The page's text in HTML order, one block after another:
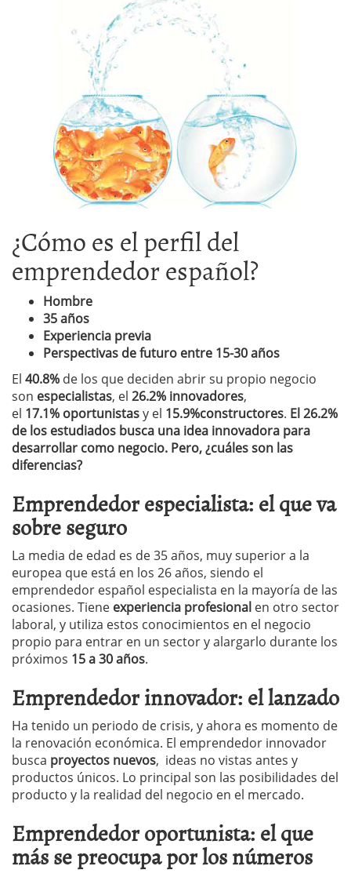
¿Cómo es el perfil del
emprendedor español?
Hombre
35 años
Experiencia previa
Perspectivas de futuro entre 15-30 años
El 40.8% de los que deciden abrir su propio negocio
son especialistas, el 26.2% innovadores,
el 17.1% oportunistasy el 15.9%constructores. El 26.2%
de los estudiados busca una idea innovadora para
desarrollar como negocio. Pero, ¿cuáles son las
diferencias?
Emprendedor especialista: el que va
sobre seguro
La media de edad es de 35 años, muy superior a la
europea que está en los 26 años, siendo el
emprendedor español especialista en la mayoría de las
ocasiones. Tiene experiencia profesional en otro sector
laboral, y utiliza estos conocimientos en el negocio
propio para entrar en un sector y alargarlo durante los
próximos 15 a 30 años.
Emprendedor innovador: el lanzado
Ha tenido un periodo de crisis, y ahora es momento de
la renovación económica. El emprendedor innovador
busca proyectos nuevos, ideas no vistas antes y
productos únicos. Lo principal son las posibilidades del
producto y la realidad del negocio en el mercado.
Emprendedor oportunista: el que
más se preocupa por los números